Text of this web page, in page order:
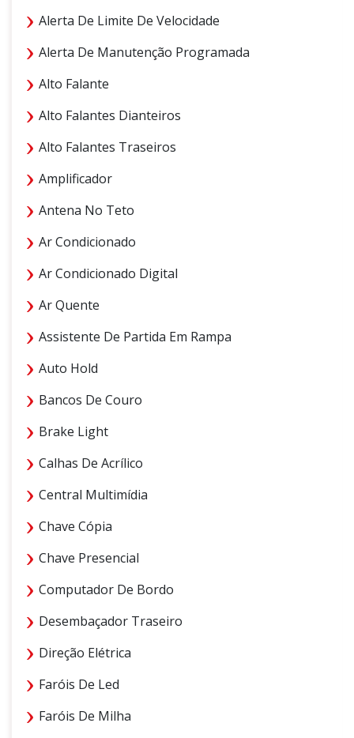
Alerta De Limite De Velocidade
Alerta De Manutenção Programada
Alto Falante
Alto Falantes Dianteiros
Alto Falantes Traseiros
Amplificador
Antena No Teto
Ar Condicionado
Ar Condicionado Digital
Ar Quente
Assistente De Partida Em Rampa
Auto Hold
Bancos De Couro
Brake Light
Calhas De Acrílico
Central Multimídia
Chave Cópia
Chave Presencial
Computador De Bordo
Desembaçador Traseiro
Direção Elétrica
Faróis De Led
Faróis De Milha